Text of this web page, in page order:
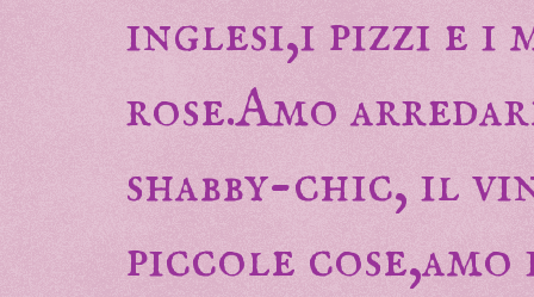
inglesi,i pizzi e
rose.Amo
shabby-chic, il
piccole